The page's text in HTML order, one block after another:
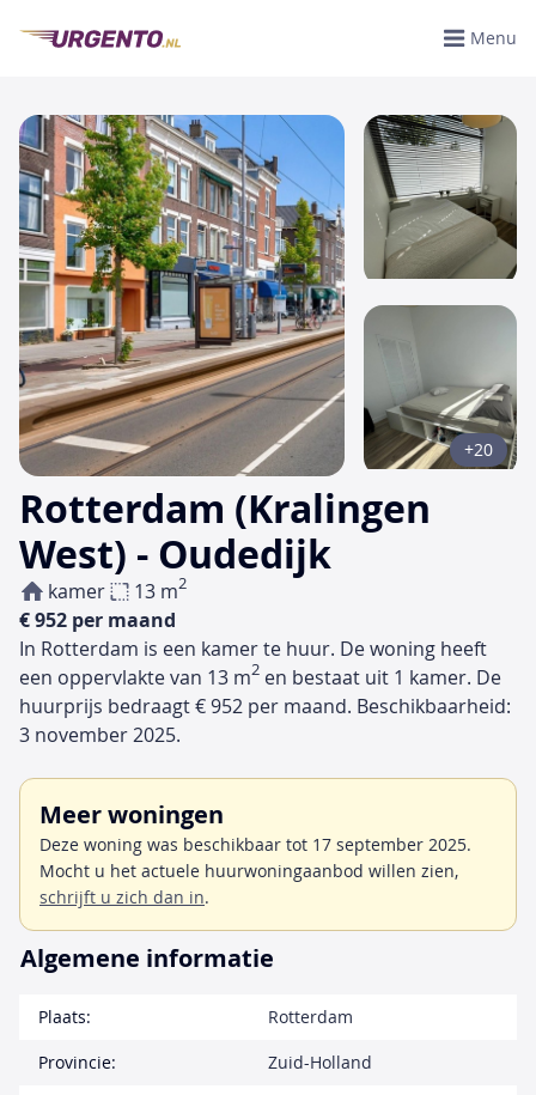
Menu
Rotterdam (Kralingen
West) - Oudedijk
kamer 13 m2
€ 952 per maand
+20
In Rotterdam is een kamer te huur. De woning heeft
een oppervlakte van 13 m2 en bestaat uit 1 kamer. De
huurprijs bedraagt € 952 per maand. Beschikbaarheid:
3 november 2025.
Meer woningen
Deze woning was beschikbaar tot 17 september 2025.
Mocht u het actuele huurwoningaanbod willen zien,
schrijft u zich dan in.
Algemene informatie
Plaats:
Rotterdam
Provincie:
Zuid-Holland